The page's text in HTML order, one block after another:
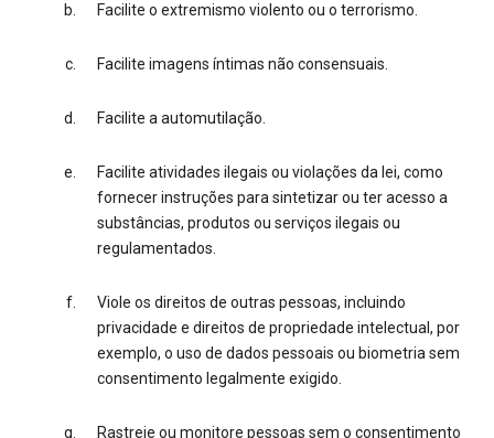
Facilite o extremismo violento ou o terrorismo.
Facilite imagens íntimas não consensuais.
Facilite a automutilação.
Facilite atividades ilegais ou violações da lei, como
fornecer instruções para sintetizar ou ter acesso a
substâncias, produtos ou serviços ilegais ou
regulamentados.
Viole os direitos de outras pessoas, incluindo
privacidade e direitos de propriedade intelectual, por
exemplo, o uso de dados pessoais ou biometria sem
consentimento legalmente exigido.
Rastreie ou monitore pessoas sem o consentimento